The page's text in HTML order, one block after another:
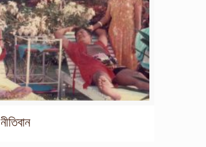
নীতিবান